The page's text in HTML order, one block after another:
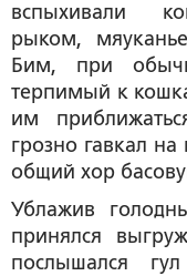
вспыхивали
рыком,
Бим, при
терпимый к
им
грозно гавкал
общий хор
Ублажив
принялся
послышался